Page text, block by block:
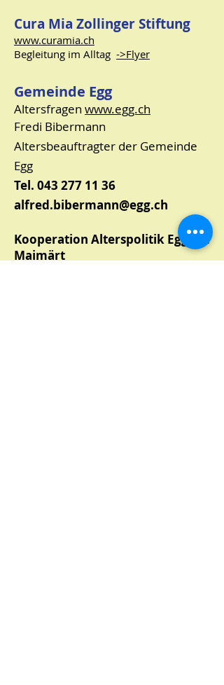
Cura Mia Zollinger Stiftung
www.curamia.ch
Begleitung im Alltag ->Flyer
Gemeinde Egg
Altersfragen www.egg.ch
Fredi Bibermann
Altersbeauftragter der Gemeinde
Egg
Tel. 043 277 11 36
alfred.bibermann@egg.ch
Kooperation Alterspolitik Egg am
Maimärt